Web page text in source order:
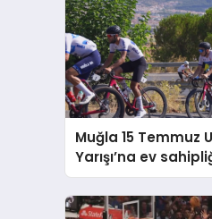
Muğla 15 Temmuz
Yarışı’na ev